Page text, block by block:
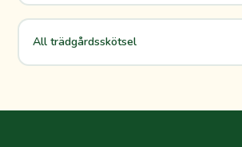
All trädgårdsskötsel